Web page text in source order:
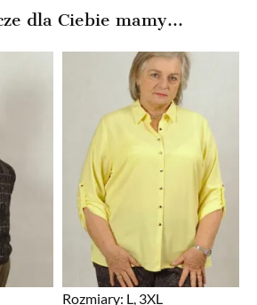
dla Ciebie mamy...
Rozmiary: L, 3XL